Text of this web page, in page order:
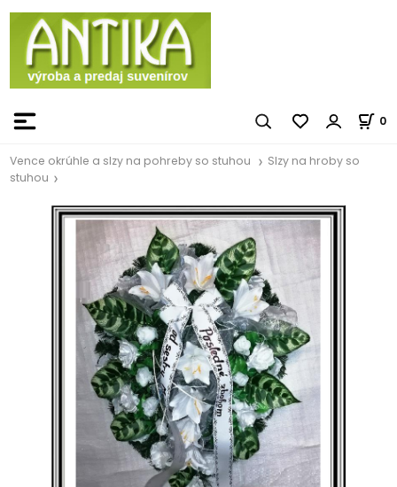
0
Vence okrúhle a slzy na pohreby so stuhou
Slzy na hroby so
stuhou